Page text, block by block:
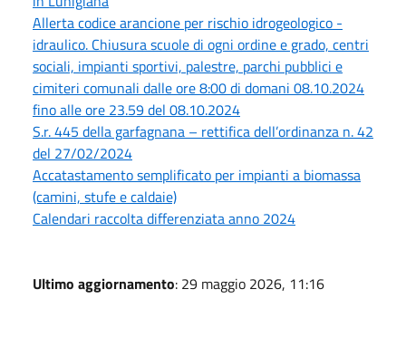
Allerta codice arancione per rischio idrogeologico -
idraulico. Chiusura scuole di ogni ordine e grado, centri
sociali, impianti sportivi, palestre, parchi pubblici e
cimiteri comunali dalle ore 8:00 di domani 08.10.2024
fino alle ore 23.59 del 08.10.2024
S.r. 445 della garfagnana – rettifica dell’ordinanza n. 42
del 27/02/2024
Accatastamento semplificato per impianti a biomassa
(camini, stufe e caldaie)
Calendari raccolta differenziata anno 2024
Ultimo aggiornamento: 29 maggio 2026, 11:16